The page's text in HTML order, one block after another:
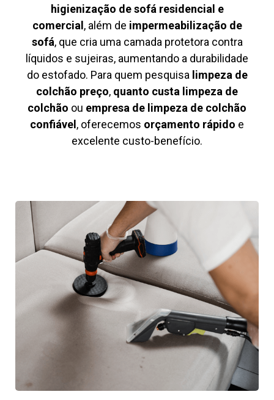
higienização de sofá residencial e
comercial , além de impermeabilização de
sofá, que cria uma camada protetora contra
líquidos e sujeiras, aumentando a durabilidade
do estofado. Para quem pesquisa limpeza de
colchão preço, quanto custa limpeza de
colchão ou empresa de limpeza de colchão
confiável , oferecemos orçamento rápido e
excelente custo-benefício.